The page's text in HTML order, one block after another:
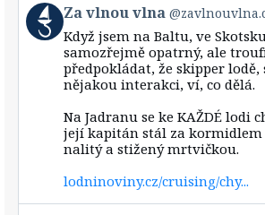
View
post
by
Bluesky
Za vlnou vlna
Když jsem na Baltu, ve
samozřejmě opatrný, ale
předpokládat, že skipper
nějakou interakci, ví, co dělá.
Na Jadranu se ke KAŽDÉ lodi
její kapitán stál za kormidlem
nalitý a stižený mrtvičkou.
lodninoviny.cz/cruising/chy...